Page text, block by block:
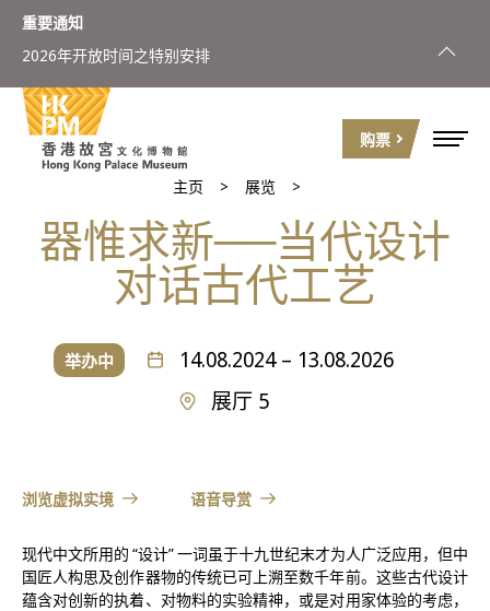
购票
重要通知
2026年开放时间之特别安排
主页 展览
器惟求新──当代设计
对话古代工艺
举办中
14.08.2024 – 13.08.2026
展厅 5
浏览虚拟实境 语音导赏
现代中文所用的 “设计” 一词虽于十九世纪末才为人广泛应用，但中
国匠人构思及创作器物的传统已可上溯至数千年前。这些古代设计
蕴含对创新的执着、对物料的实验精神，或是对用家体验的考虑，